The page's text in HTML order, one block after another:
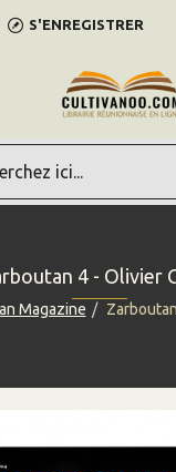
S'ENREGISTRER
Magazine
4 - Olivier